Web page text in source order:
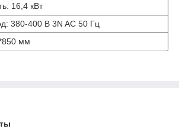
16,4 кВт
380-400 В 3N AC 50 Гц
мм